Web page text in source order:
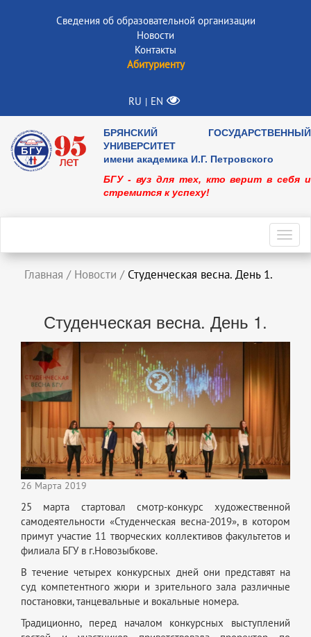
Сведения об образовательной организации
Новости
Контакты
Абитуриенту
RU | EN
БРЯНСКИЙ ГОСУДАРСТВЕННЫЙ
УНИВЕРСИТЕТ
имени академика И.Г. Петровского
БГУ - вуз для тех, кто верит в себя и
стремится к успеху!
Главная / Новости / Студенческая весна. День 1.
Студенческая весна. День 1.
26 Марта 2019
25 марта стартовал смотр-конкурс художественной
самодеятельности «Студенческая весна-2019», в котором
примут участие 11 творческих коллективов факультетов и
филиала БГУ в г.Новозыбкове.
В течение четырех конкурсных дней они представят на
суд компетентного жюри и зрительного зала различные
постановки, танцевальные и вокальные номера.
Традиционно, перед началом конкурсных выступлений